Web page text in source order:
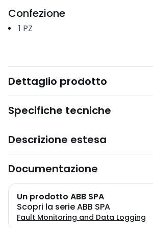
Confezione
1 PZ
Dettaglio prodotto
Specifiche tecniche
Descrizione estesa
Documentazione
Un prodotto ABB SPA
Scopri la serie ABB SPA
Fault Monitoring and Data Logging